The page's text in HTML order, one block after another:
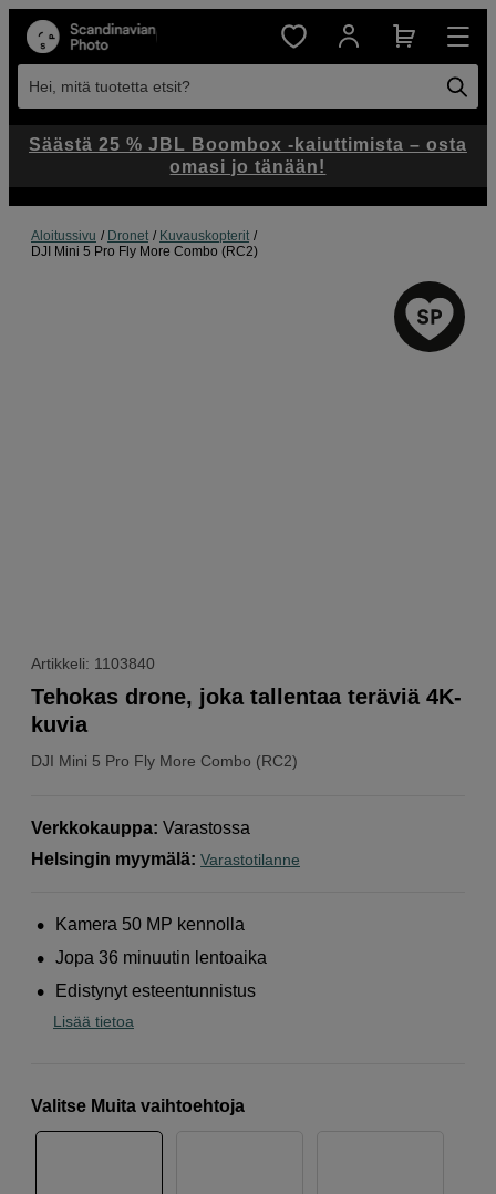
Hei, mitä tuotetta etsit?
Aloitussivu Dronet
Kuvauskopterit
DJI Mini 5 Pro Fly More Combo (RC2)
Artikkeli: 1103840
DJI Mini 5 Pro Fly More Combo (RC2)
Tehokas drone, joka tallentaa teräviä 4K-
kuvia
Verkkokauppa: Varastossa
Helsingin myymälä: Varastotilanne
Kamera 50 MP kennolla
Jopa 36 minuutin lentoaika
Edistynyt esteentunnistus
Lisää tietoa
Valitse Muita vaihtoehtoja
Säästä 25 % JBL Boombox -kaiuttimista – osta
omasi jo tänään!